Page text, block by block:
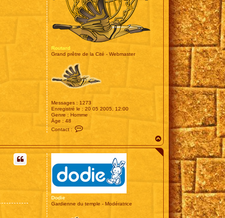
Routard
Grand prêtre de la Cité - Webmaster
Messages : 1273
Enregistré le : 20 05 2005, 12:00
Genre : Homme
Âge : 48
Contact :
t
t
r
R
o
u
a
a
u
Dodie
Gardienne du temple - Modératrice